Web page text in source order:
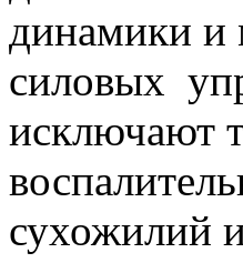
динамики и
силовых
исключают
сухожилий